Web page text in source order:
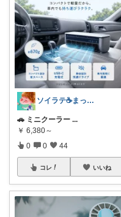
ソイラテ☕️まっすー暮らしを飾るROOM
🚗 ミニクーラー ...
￥ 6,380～
0 0 44
コレ いいね